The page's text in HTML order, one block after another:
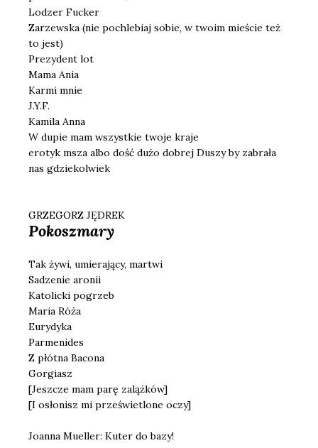
Lodzer Fucker
Zarzewska (nie pochlebiaj sobie, w twoim mieście też
to jest)
Prezydent lot
Mama Ania
Karmi mnie
J.Y.F.
Kamila Anna
W dupie mam wszystkie twoje kraje
erotyk msza albo dość dużo dobrej Duszy by zabrała
nas gdziekolwiek
GRZEGORZ JĘDREK
Pokoszmary
Tak żywi, umierający, martwi
Sadzenie aronii
Katolicki pogrzeb
Maria Róża
Eurydyka
Parmenides
Z płótna Bacona
Gorgiasz
[Jeszcze mam parę zalążków]
[I osłonisz mi prześwietlone oczy]
Joanna Mueller: Kuter do bazy!